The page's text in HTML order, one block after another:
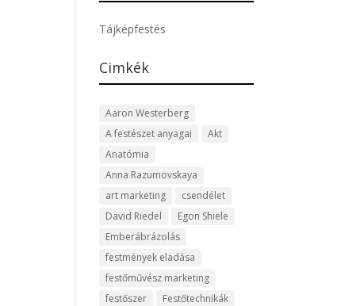
Tájképfestés
Cimkék
Aaron Westerberg
A festészet anyagai
Akt
Anatómia
Anna Razumovskaya
art marketing
csendélet
David Riedel
Egon Shiele
Emberábrázolás
festmények eladása
festőművész marketing
festőszer
Festőtechnikák